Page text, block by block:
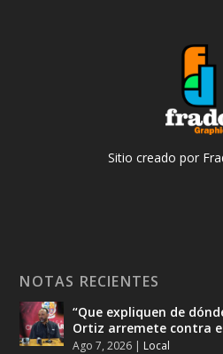
Sitio creado por
NOTAS RECIENTES
“Que expliquen de
Ortiz arremete contra
Ago 7, 2026 | Local